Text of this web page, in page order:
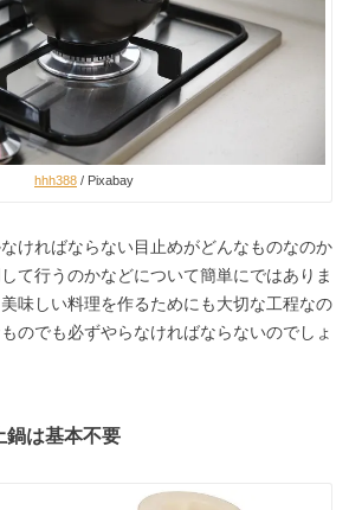
hhh388 / Pixabay
ければならない目止めがどんなものなのか
て行うのかなどについて簡単にではありま
味しい料理を作るためにも大切な工程なの
のでも必ずやらなければならないのでしょ
鍋は基本不要